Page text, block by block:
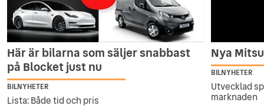
Här är bilarna som säljer snabbast
på Blocket just nu
BILNYHETER
Lista: Både tid och pris
Nya
BILNYHETER
Utvecklad
marknaden